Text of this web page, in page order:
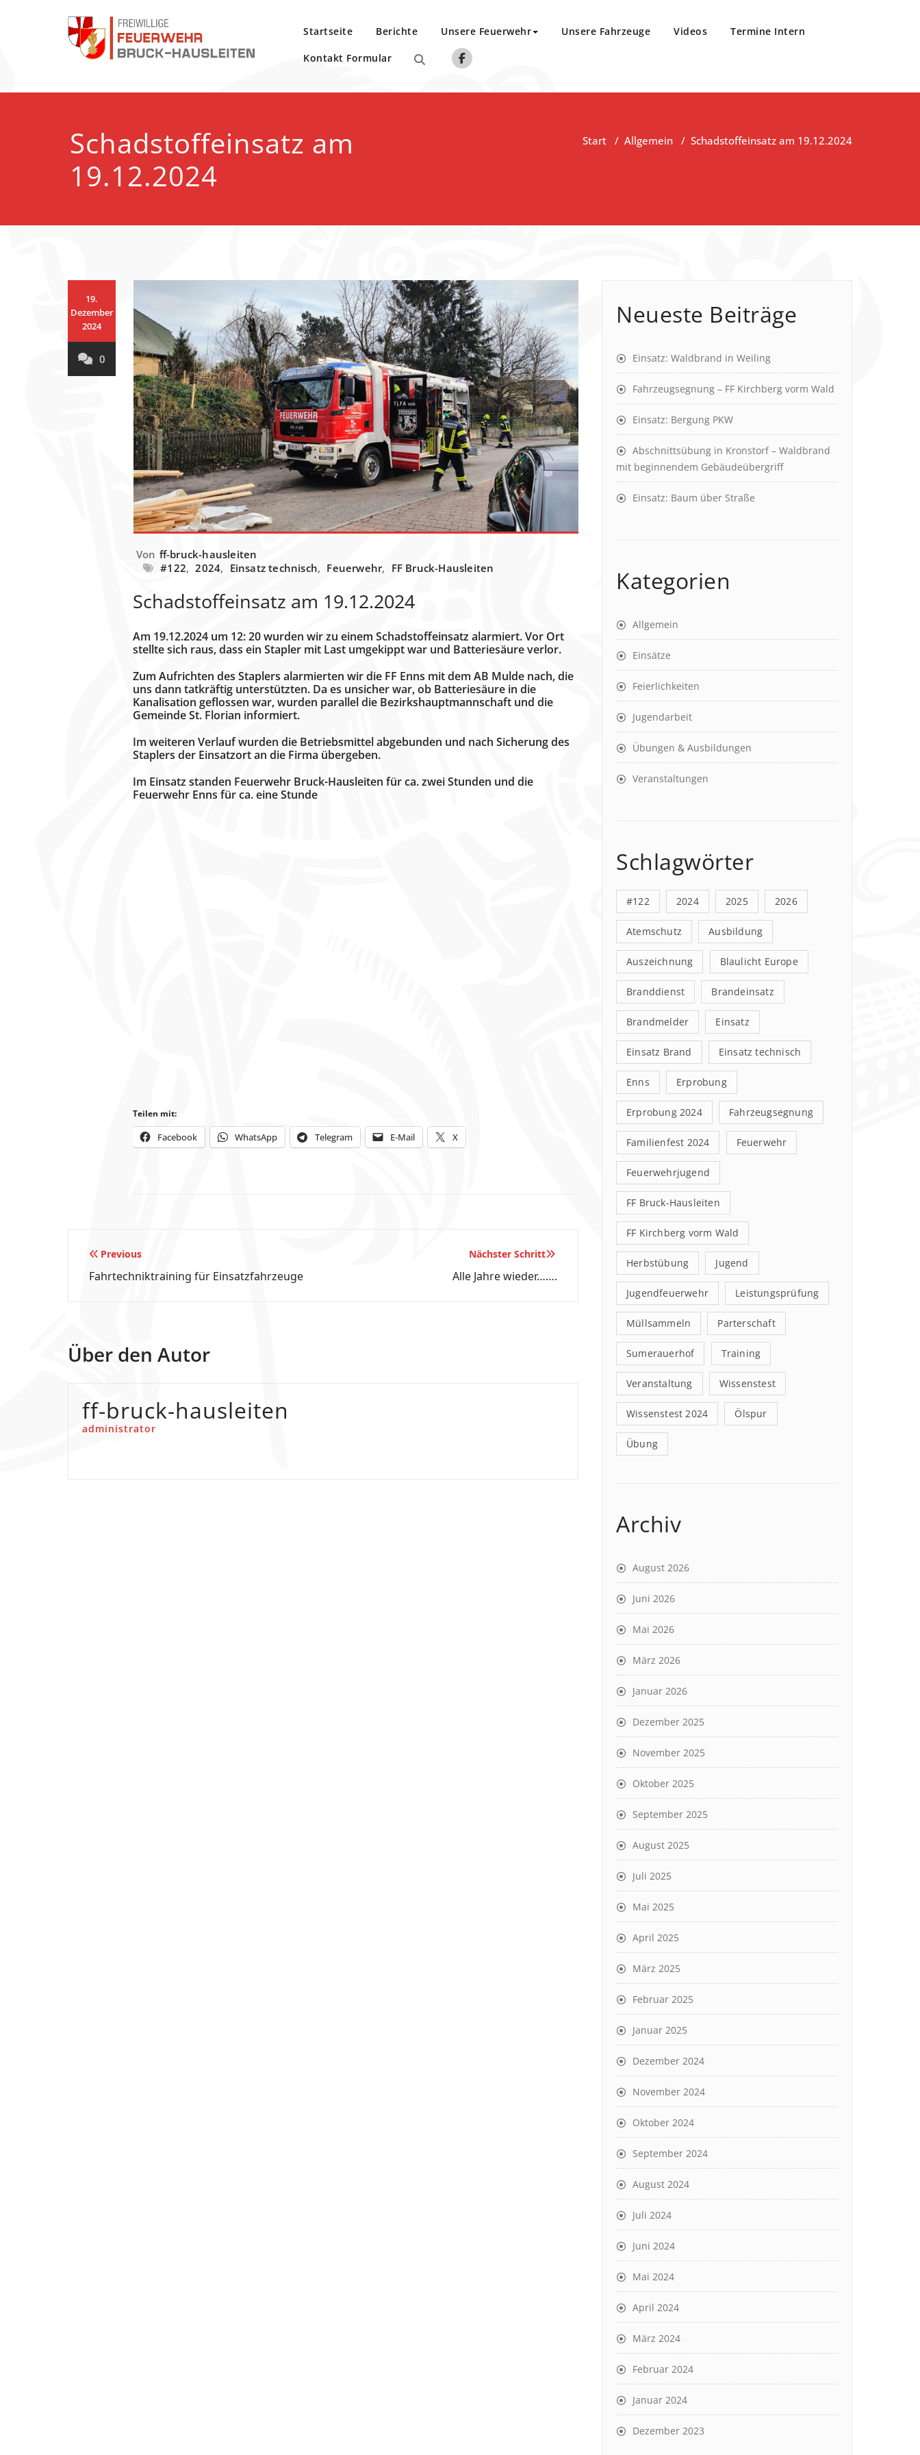
FF Bruck-Hausleiten
Startseite Berichte Unsere Feuerwehr Unsere Fahrzeuge Videos Termine Intern
Kontakt Formular
Schadstoffeinsatz am
19.12.2024
Start / Allgemein / Schadstoffeinsatz am 19.12.2024
19.
Dezember
2024
0
Von ff-bruck-hausleiten
#122, 2024, Einsatz technisch, Feuerwehr, FF Bruck-Hausleiten
Schadstoffeinsatz am 19.12.2024
Am 19.12.2024 um 12: 20 wurden wir zu einem Schadstoffeinsatz alarmiert. Vor Ort
stellte sich raus, dass ein Stapler mit Last umgekippt war und Batteriesäure verlor.
Zum Aufrichten des Staplers alarmierten wir die FF Enns mit dem AB Mulde nach, die
uns dann tatkräftig unterstützten. Da es unsicher war, ob Batteriesäure in die
Kanalisation geflossen war, wurden parallel die Bezirkshauptmannschaft und die
Gemeinde St. Florian informiert.
Im weiteren Verlauf wurden die Betriebsmittel abgebunden und nach Sicherung des
Staplers der Einsatzort an die Firma übergeben.
Im Einsatz standen Feuerwehr Bruck-Hausleiten für ca. zwei Stunden und die
Feuerwehr Enns für ca. eine Stunde
Teilen mit:
Facebook WhatsApp Telegram E-Mail X
Beitragsnavigation
Previous
Fahrtechniktraining für Einsatzfahrzeuge
Nächster Schritt
Alle Jahre wieder…….
Über den Autor
ff-bruck-hausleiten
administrator
Neueste Beiträge
Einsatz: Waldbrand in Weiling
Fahrzeugsegnung – FF Kirchberg vorm Wald
Einsatz: Bergung PKW
Abschnittsübung in Kronstorf – Waldbrand
mit beginnendem Gebäudeübergriff
Einsatz: Baum über Straße
Kategorien
Allgemein
Einsätze
Feierlichkeiten
Jugendarbeit
Übungen & Ausbildungen
Veranstaltungen
Schlagwörter
#122 2024 2025 2026
Atemschutz Ausbildung
Auszeichnung Blaulicht Europe
Branddienst Brandeinsatz
Brandmelder Einsatz
Einsatz Brand Einsatz technisch
Enns Erprobung
Erprobung 2024 Fahrzeugsegnung
Familienfest 2024 Feuerwehr
Feuerwehrjugend
FF Bruck-Hausleiten
FF Kirchberg vorm Wald
Herbstübung Jugend
Jugendfeuerwehr Leistungsprüfung
Müllsammeln Parterschaft
Sumerauerhof Training
Veranstaltung Wissenstest
Wissenstest 2024 Ölspur
Übung
Archiv
August 2026
Juni 2026
Mai 2026
März 2026
Januar 2026
Dezember 2025
November 2025
Oktober 2025
September 2025
August 2025
Juli 2025
Mai 2025
April 2025
März 2025
Februar 2025
Januar 2025
Dezember 2024
November 2024
Oktober 2024
September 2024
August 2024
Juli 2024
Juni 2024
Mai 2024
April 2024
März 2024
Februar 2024
Januar 2024
Dezember 2023